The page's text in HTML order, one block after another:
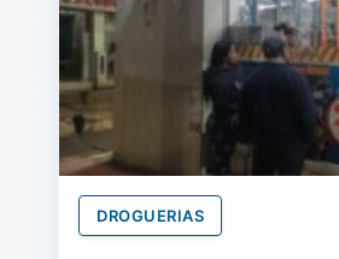
DROGUERIAS